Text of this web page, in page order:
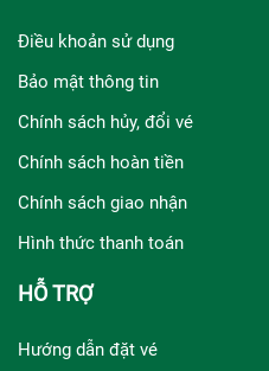
Điều khoản sử dụng
Bảo mật thông tin
Chính sách hủy, đổi vé
Chính sách hoàn tiền
Chính sách giao nhận
Hình thức thanh toán
HỖ TRỢ
Hướng dẫn đặt vé